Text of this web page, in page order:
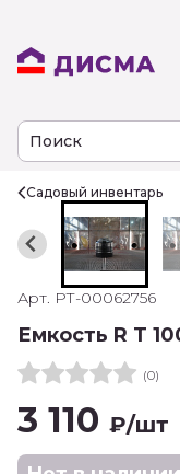
Садовый инвентарь
Арт. РТ-00062756
Емкость R Т
(0)
3 110 ₽/шт